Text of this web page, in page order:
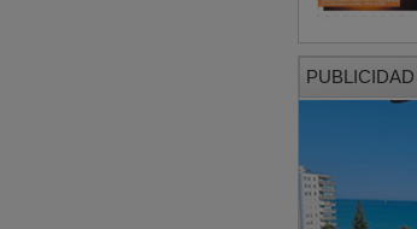
PUBLICIDAD